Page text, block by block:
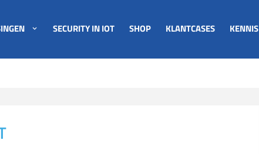
SECURITY IN IOT SHOP KLANTCASES KENNIS